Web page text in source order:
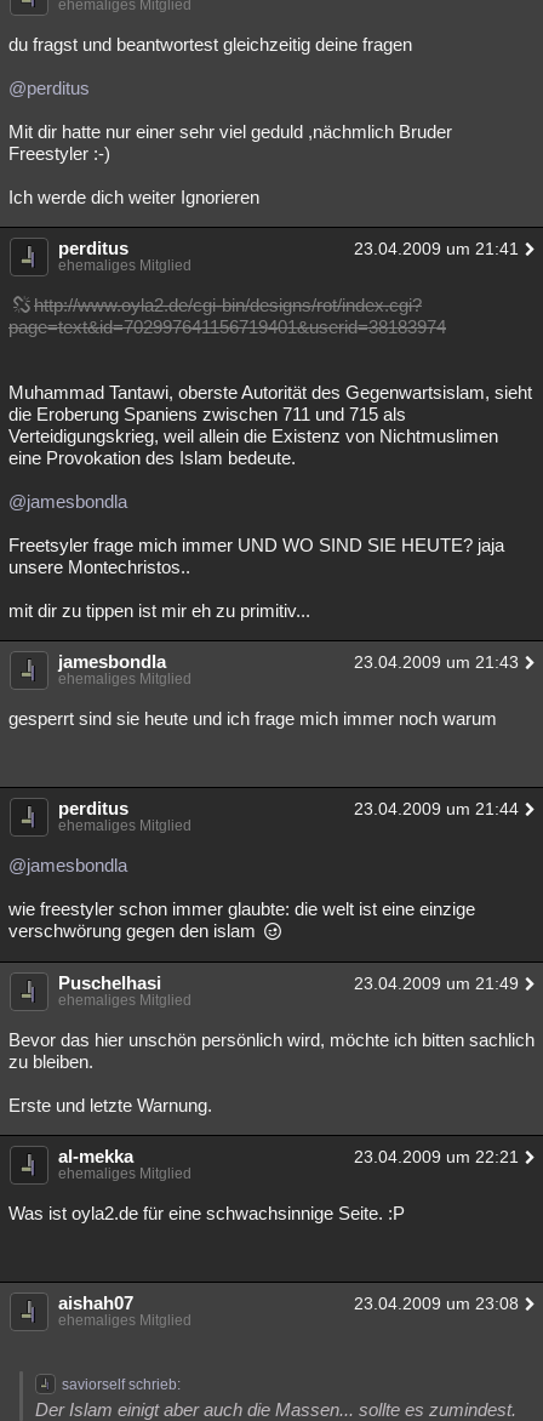
ehemaliges Mitglied
du fragst und beantwortest gleichzeitig deine fragen
@perditus
Mit dir hatte nur einer sehr viel geduld ,nächmlich Bruder
Freestyler :-)
Ich werde dich weiter Ignorieren
perditus 23.04.2009 um 21:41
ehemaliges Mitglied
http://www.oyla2.de/cgi-bin/designs/rot/index.cgi?
page=text&id=702997641156719401&userid=38183974
Muhammad Tantawi, oberste Autorität des Gegenwartsislam, sieht
die Eroberung Spaniens zwischen 711 und 715 als
Verteidigungskrieg, weil allein die Existenz von Nichtmuslimen
eine Provokation des Islam bedeute.
@jamesbondla
Freetsyler frage mich immer UND WO SIND SIE HEUTE? jaja
unsere Montechristos..
mit dir zu tippen ist mir eh zu primitiv...
jamesbondla 23.04.2009 um 21:43
ehemaliges Mitglied
gesperrt sind sie heute und ich frage mich immer noch warum
perditus 23.04.2009 um 21:44
ehemaliges Mitglied
@jamesbondla
wie freestyler schon immer glaubte: die welt ist eine einzige
verschwörung gegen den islam
Puschelhasi 23.04.2009 um 21:49
ehemaliges Mitglied
Bevor das hier unschön persönlich wird, möchte ich bitten sachlich
zu bleiben.
Erste und letzte Warnung.
al-mekka 23.04.2009 um 22:21
ehemaliges Mitglied
Was ist oyla2.de für eine schwachsinnige Seite. :P
aishah07 23.04.2009 um 23:08
ehemaliges Mitglied
saviorself schrieb:
Der Islam einigt aber auch die Massen... sollte es zumindest.